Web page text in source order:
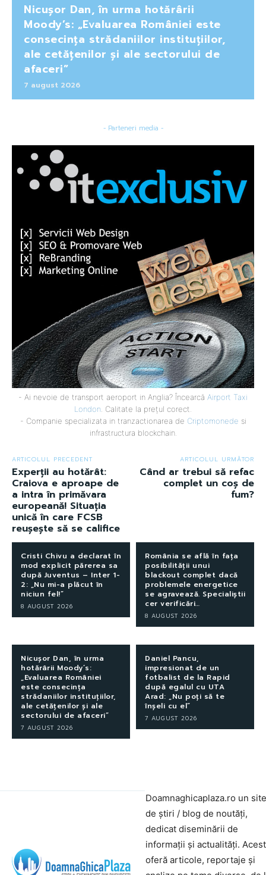
Nicușor Dan, în urma hotărârii
Moody’s: „Evaluarea României este
consecința strădaniilor instituțiilor,
ale cetățenilor și ale sectorului de
afaceri”
7 august 2026
- Parteneri media -
- Ai nevoie de transport aeroport in Anglia? Încearcă Airport Taxi
London . Calitate la prețul corect.
- Companie specializata in tranzactionarea de Criptomonede si
infrastructura blockchain.
ARTICOLUL PRECEDENT
Experții au hotărât:
Craiova e aproape de
a intra în primăvara
europeană! Situația
unică în care FCSB
reușește să se califice
ARTICOLUL URMĂTOR
Când ar trebui să refac
complet un coș de
fum?
Cristi Chivu a declarat în
mod explicit părerea sa
după Juventus – Inter 1-
2: „Nu mi-a plăcut în
niciun fel!”
8 AUGUST 2026
România se află în fața
posibilității unui
blackout complet dacă
problemele energetice
se agravează. Specialiștii
cer verificări…
8 AUGUST 2026
Nicușor Dan, în urma
hotărârii Moody’s:
„Evaluarea României
este consecința
strădaniilor instituțiilor,
ale cetățenilor și ale
sectorului de afaceri”
7 AUGUST 2026
Daniel Pancu,
impresionat de un
fotbalist de la Rapid
după egalul cu UTA
Arad: „Nu poți să te
înșeli cu el”
7 AUGUST 2026
Doamnaghicaplaza.ro un site
de știri / blog de noutăți,
dedicat diseminării de
informații și actualități.
oferă articole, reportaje și